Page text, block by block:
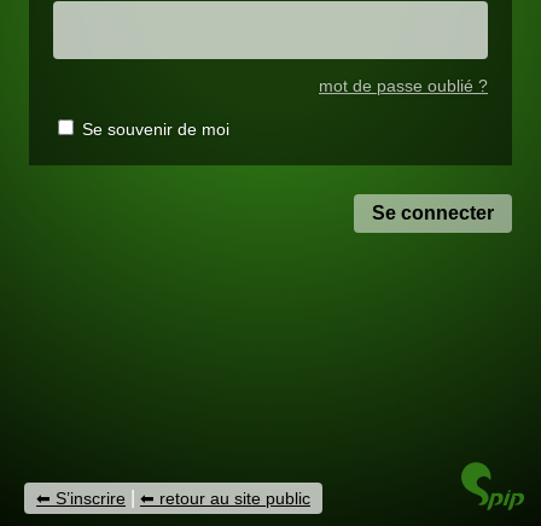
mot de passe oublié ?
Se souvenir de moi
S’inscrire retour au site public